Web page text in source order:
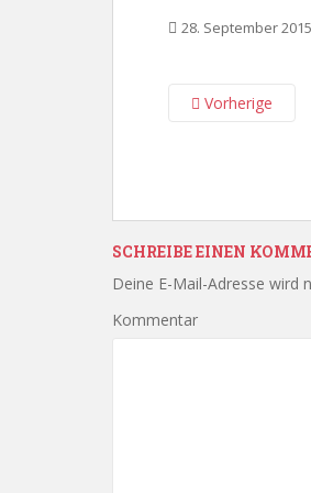
28. September 2015
Vorherige
SCHREIBE EINEN
Deine E-Mail-Adresse wird
Kommentar